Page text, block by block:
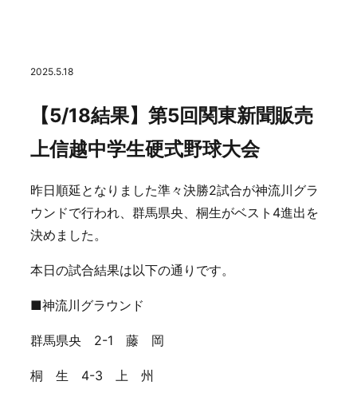
2025.5.18
【5/18結果】第5回関東新聞販売
上信越中学生硬式野球大会
昨日順延となりました準々決勝2試合が神流川グラ
ウンドで行われ、群馬県央、桐生がベスト4進出を
決めました。
本日の試合結果は以下の通りです。
■神流川グラウンド
群馬県央 2-1 藤 岡
桐 生 4-3 上 州